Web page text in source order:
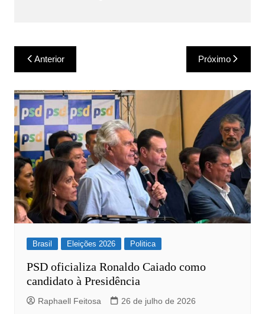
Navegação
de
Post
Anterior Próximo
Brasil Eleições 2026 Politica
PSD oficializa Ronaldo Caiado como
candidato à Presidência
Raphaell Feitosa 26 de julho de 2026